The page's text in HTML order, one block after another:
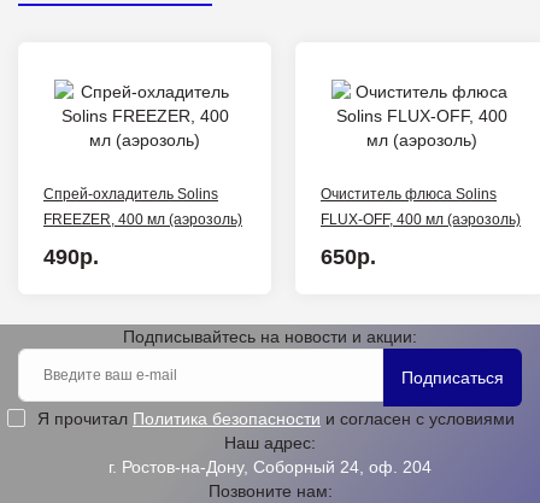
Спрей-охладитель Solins
FREEZER, 400 мл (аэрозоль)
490р.
Очиститель флюса Solins
FLUX-OFF, 400 мл (аэрозоль)
650р.
Подписывайтесь на новости и акции:
Подписаться
Я прочитал Политика безопасности и согласен с условиями
Наш адрес:
г. Ростов-на-Дону, Соборный 24, оф. 204
Позвоните нам: